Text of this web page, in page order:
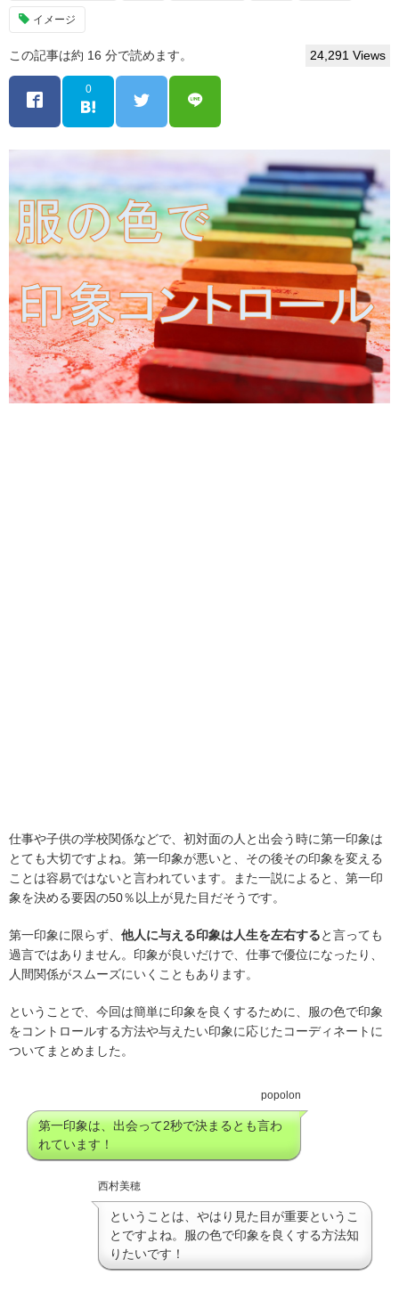
イメージ
この記事は約 16 分で読めます。 24,291 Views
0
仕事や子供の学校関係などで、初対面の人と出会う時に第一印象は
とても大切ですよね。第一印象が悪いと、その後その印象を変える
ことは容易ではないと言われています。また一説によると、第一印
象を決める要因の50％以上が見た目だそうです。
第一印象に限らず、 他人に与える印象は人生を左右すると言っても
過言ではありません。印象が良いだけで、仕事で優位になったり、
人間関係がスムーズにいくこともあります。
ということで、今回は簡単に印象を良くするために、服の色で印象
をコントロールする方法や与えたい印象に応じたコーディネートに
ついてまとめました。
popolon
第一印象は、出会って2秒で決まるとも言わ
れています！
西村美穂
ということは、やはり見た目が重要というこ
とですよね。服の色で印象を良くする方法知
りたいです！